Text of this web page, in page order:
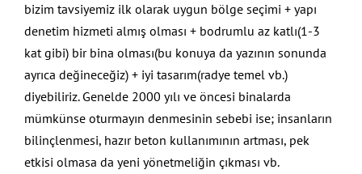
bizim tavsiyemiz ilk olarak uygun bölge seçimi + yapı
denetim hizmeti almış olması + bodrumlu az katlı(1-3
kat gibi) bir bina olması(bu konuya da yazının sonunda
ayrıca değineceğiz) + iyi tasarım(radye temel vb.)
diyebiliriz. Genelde 2000 yılı ve öncesi binalarda
mümkünse oturmayın denmesinin sebebi ise; insanların
bilinçlenmesi, hazır beton kullanımının artması, pek
etkisi olmasa da yeni yönetmeliğin çıkması vb.